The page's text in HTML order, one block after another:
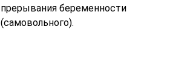
прерывания беременности
(самовольного).